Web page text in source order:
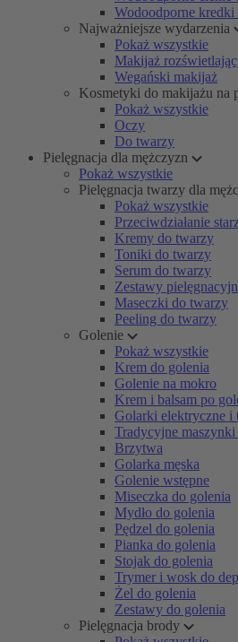
Wodoodporne
Najważniejsze wydarzenia
Pokaż wszystkie
Makijaż
Wegański makijaż
Kosmetyki do makijażu na
Pokaż wszystkie
Oczy
Do twarzy
Pielęgnacja dla mężczyzn
Pokaż wszystkie
Pielęgnacja twarzy dla
Pokaż wszystkie
Przeciwdziałanie
Kremy do twarzy
Toniki do twarzy
Serum do twarzy
Zestawy
Maseczki do twarzy
Peeling do twarzy
Golenie
Pokaż wszystkie
Krem do golenia
Golenie na mokro
Krem i balsam po
Golarki elektryczne i
Tradycyjne
Brzytwa
Golarka męska
Golenie wstępne
Miseczka do golenia
Mydło do golenia
Pędzel do golenia
Pianka do golenia
Stojak do golenia
Trymer i wosk do
Żel do golenia
Zestawy do golenia
Pielęgnacja brody